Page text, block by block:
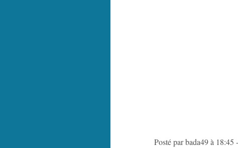
Posté par bada49 à 18:45 -